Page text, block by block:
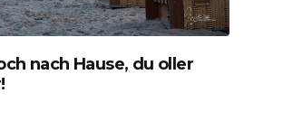
nach Hause, du oller